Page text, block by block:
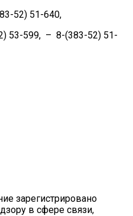
52) 51-640,
53-599, – 8-(383-52) 51-
зарегистрировано
в сфере связи,